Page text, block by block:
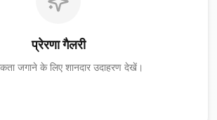
प्रेरणा गैलरी
जगाने के लिए शानदार उदाहरण देखें।